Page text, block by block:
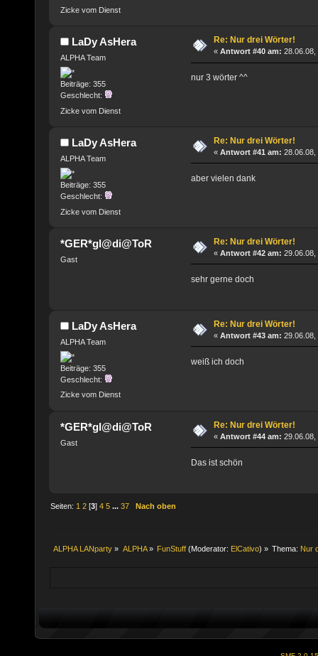
Zicke vom Dienst
LaDy AsHera
ALPHA Team
Beiträge: 355
Geschlecht:
Zicke vom Dienst
Re: Nur drei Wörter!
« Antwort #40 am: 28.06.08,
nur 3 wörter ^^
LaDy AsHera
ALPHA Team
Beiträge: 355
Geschlecht:
Zicke vom Dienst
Re: Nur drei Wörter!
« Antwort #41 am: 28.06.08,
aber vielen dank
*GER*gl@di@ToR
Gast
Re: Nur drei Wörter!
« Antwort #42 am: 29.06.08,
sehr gerne doch
LaDy AsHera
ALPHA Team
Beiträge: 355
Geschlecht:
Zicke vom Dienst
Re: Nur drei Wörter!
« Antwort #43 am: 29.06.08,
weiß ich doch
*GER*gl@di@ToR
Gast
Re: Nur drei Wörter!
« Antwort #44 am: 29.06.08,
Das ist schön
Seiten: 1 2 [3]4 5 ...37 Nach oben
ALPHA LANparty » ALPHA» FunStuff(Moderator: ElCativo) » Thema: Nur